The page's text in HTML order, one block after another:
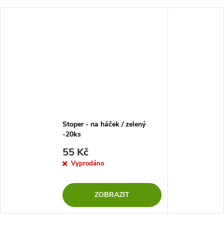
Stoper - na háček / zelený
-20ks
55 Kč
Vyprodáno
ZOBRAZIT